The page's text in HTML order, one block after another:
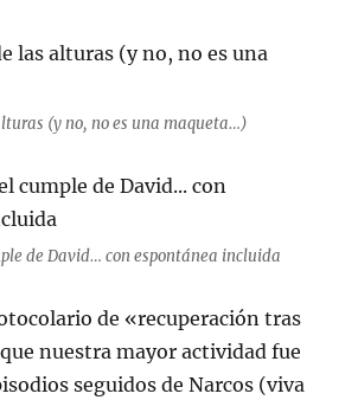
(y no, no es una maqueta…)
de David… con espontánea incluida
de «recuperación tras
nuestra mayor actividad fue
seguidos de Narcos (viva